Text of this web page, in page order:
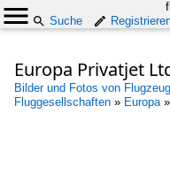
Suche
Europa Privatjet
Bilder und Fotos von
Fluggesellschaften » Europa»